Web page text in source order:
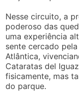
Nesse circuito, a
poderoso das
uma experiência
sente cercado
Atlântica,
Cataratas del
fisicamente, mas
do parque.